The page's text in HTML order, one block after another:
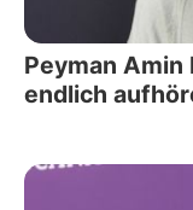
Peyman
endlich